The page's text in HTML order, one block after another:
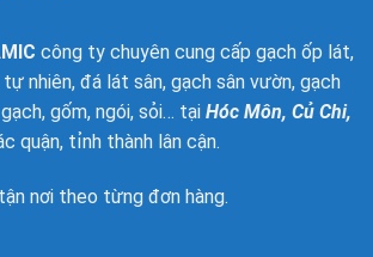
công ty chuyên cung cấp gạch ốp lát,
nhiên, đá lát sân, gạch sân vườn, gạch
gốm, ngói, sỏi… tại Hóc Môn, Củ Chi,
quận, tỉnh thành lân cận.
nơi theo từng đơn hàng.